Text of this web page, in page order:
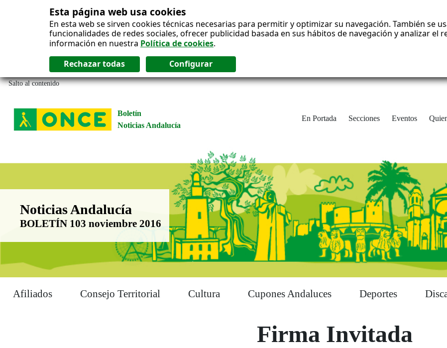
Esta página web usa cookies
En esta web se sirven cookies técnicas necesarias para permitir y optimizar su navegación. También se
funcionalidades de redes sociales, ofrecer publicidad basada en sus hábitos de navegación y analizar el
información en nuestra Política de cookies.
Salto al contenido
Boletín
Noticias Andalucía
En Portada Secciones Eventos
Boletín Noticias Andalucía
Noticias Andalucía
BOLETÍN 103 noviembre 2016
Afiliados Consejo Territorial Cultura Cupones Andaluces Deportes
Firma Invitada